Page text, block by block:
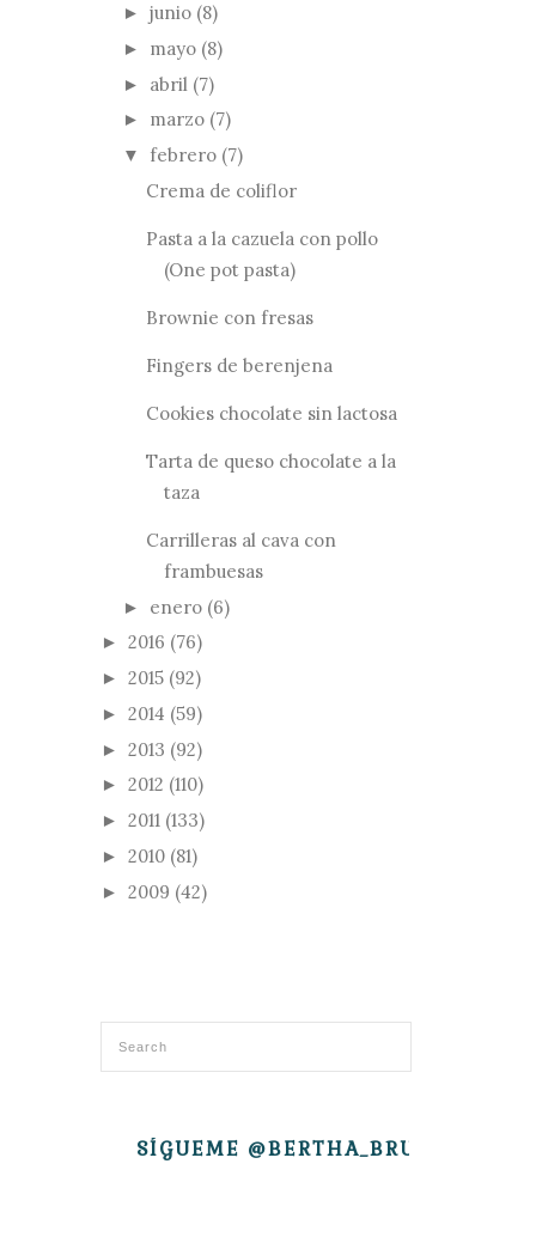
► junio (8)
► mayo (8)
► abril (7)
► marzo (7)
▼ febrero (7)
Crema de coliflor
Pasta a la cazuela con pollo
(One pot pasta)
Brownie con fresas
Fingers de berenjena
Cookies chocolate sin lactosa
Tarta de queso chocolate a la
taza
Carrilleras al cava con
frambuesas
► enero (6)
► 2016 (76)
► 2015 (92)
► 2014 (59)
► 2013 (92)
► 2012 (110)
► 2011 (133)
► 2010 (81)
► 2009 (42)
SÍGUEME @BERTHA_BRUJITA